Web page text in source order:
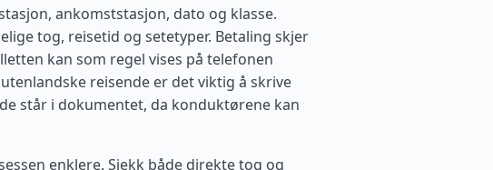
ankomststasjon, dato og klasse.
tog, reisetid og setetyper. Betaling skjer
kan som regel vises på telefonen
reisende er det viktig å skrive
står i dokumentet, da konduktørene kan
enklere. Sjekk både direkte tog og